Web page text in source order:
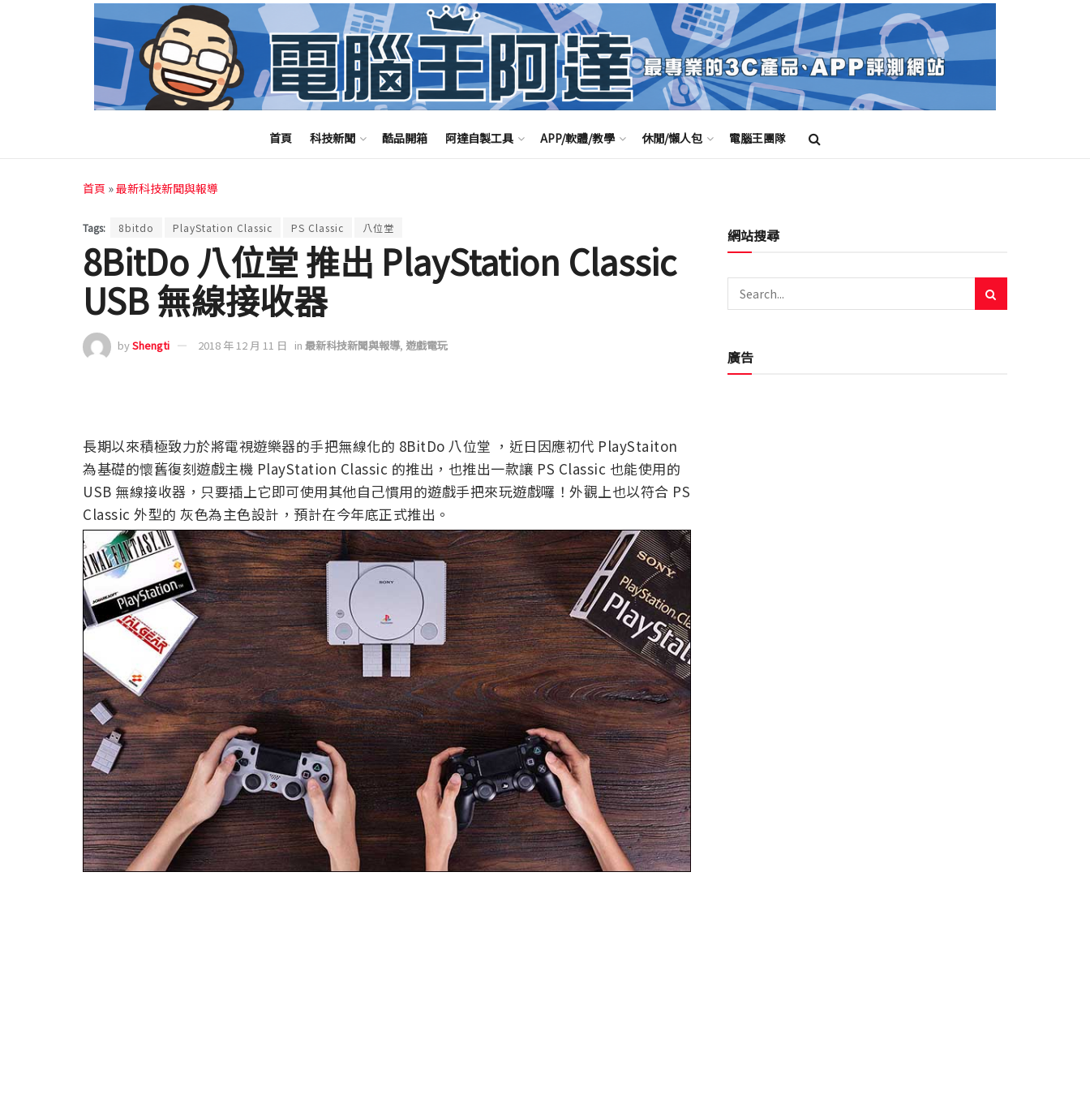
首頁 科技新聞 酷品開箱 阿達自製工具 APP/軟體/教學 休閒/懶人包 電腦王團隊
首頁 »最新科技新聞與報導
Tags: 8bitdo PlayStation Classic PS Classic 八位堂
8BitDo 八位堂 推出 PlayStation Classic
USB 無線接收器
byShengti 2018 年 12 月 11 日 in 最新科技新聞與報導, 遊戲電玩
長期以來積極致力於將電視遊樂器的手把無線化的 8BitDo 八位堂 ，近日因應初代 PlayStaiton
為基礎的懷舊復刻遊戲主機 PlayStation Classic 的推出，也推出一款讓 PS Classic 也能使用的
USB 無線接收器，只要插上它即可使用其他自己慣用的遊戲手把來玩遊戲囉！外觀上也以符合 PS
Classic 外型的 灰色為主色設計，預計在今年底正式推出。
網站搜尋
廣告